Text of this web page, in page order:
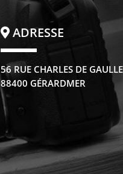
ADRESSE
56 RUE CHARLES DE GAULLE
88400 GÉRARDMER